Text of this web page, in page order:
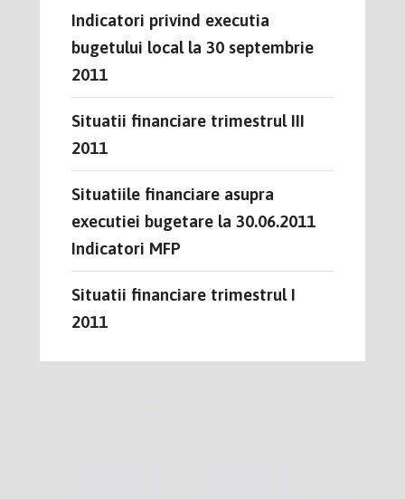
Indicatori privind executia
bugetului local la 30 septembrie
2011
Situatii financiare trimestrul III
2011
Situatiile financiare asupra
executiei bugetare la 30.06.2011
Indicatori MFP
Situatii financiare trimestrul I
2011